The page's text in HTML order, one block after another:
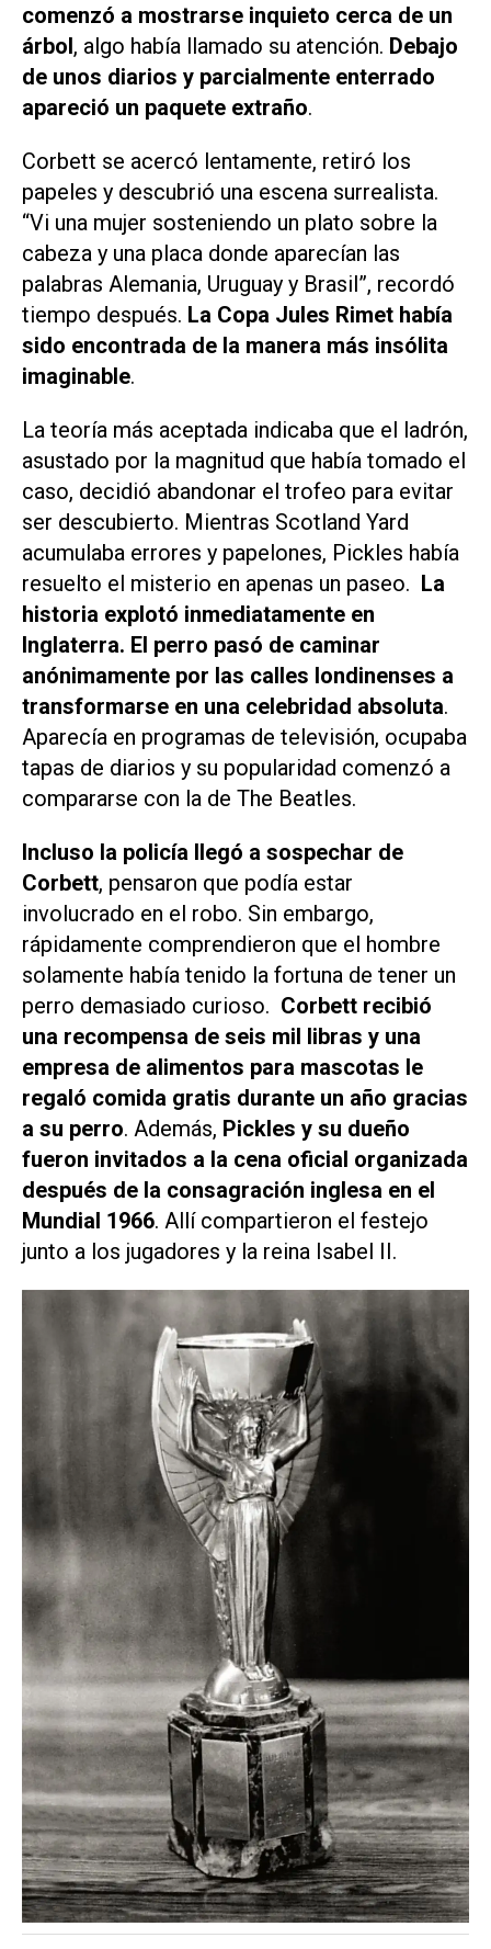
comenzó a mostrarse inquieto cerca de un
árbol , algo había llamado su atención. Debajo
de unos diarios y parcialmente enterrado
apareció un paquete extraño.
Corbett se acercó lentamente, retiró los
papeles y descubrió una escena surrealista.
“Vi una mujer sosteniendo un plato sobre la
cabeza y una placa donde aparecían las
palabras Alemania, Uruguay y Brasil”, recordó
tiempo después. La Copa Jules Rimet había
sido encontrada de la manera más insólita
imaginable.
La teoría más aceptada indicaba que el ladrón,
asustado por la magnitud que había tomado el
caso, decidió abandonar el trofeo para evitar
ser descubierto. Mientras Scotland Yard
acumulaba errores y papelones, Pickles había
resuelto el misterio en apenas un paseo. La
historia explotó inmediatamente en
Inglaterra. El perro pasó de caminar
anónimamente por las calles londinenses a
transformarse en una celebridad absoluta.
Aparecía en programas de televisión, ocupaba
tapas de diarios y su popularidad comenzó a
compararse con la de The Beatles.
Incluso la policía llegó a sospechar de
Corbett, pensaron que podía estar
involucrado en el robo. Sin embargo,
rápidamente comprendieron que el hombre
solamente había tenido la fortuna de tener un
perro demasiado curioso. Corbett recibió
una recompensa de seis mil libras y una
empresa de alimentos para mascotas le
regaló comida gratis durante un año gracias
a su perro. Además, Pickles y su dueño
fueron invitados a la cena oficial organizada
después de la consagración inglesa en el
Mundial 1966. Allí compartieron el festejo
junto a los jugadores y la reina Isabel II.